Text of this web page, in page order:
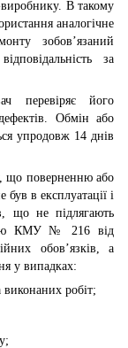
В такому
аналогічне
зобов’язаний
за
його
Обмін або
упродовж 14 днів
що поверненню або
в експлуатації і
що не підлягають
КМУ № 216 від
обов’язків, а
у випадках:
виконаних робіт;